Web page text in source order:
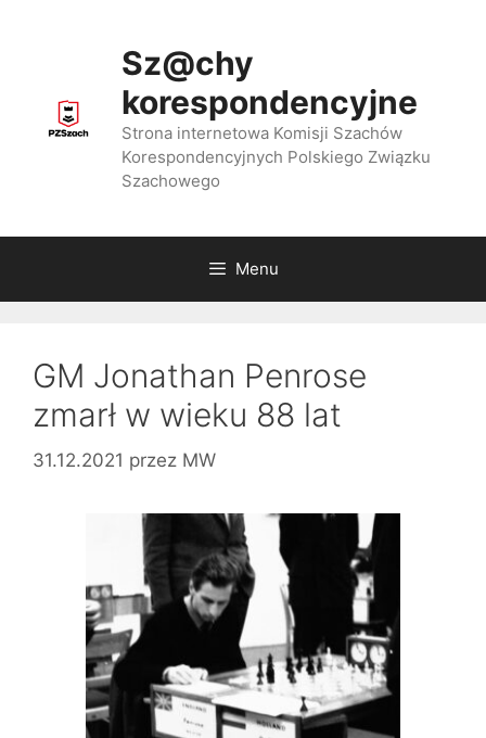
Sz@chy
korespondencyjne
Strona internetowa Komisji Szachów
Korespondencyjnych Polskiego Związku
Szachowego
Menu
GM Jonathan Penrose
zmarł w wieku 88 lat
31.12.2021 przez MW